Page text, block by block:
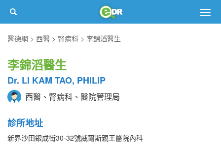
醫德網
西醫 腎病科 李錦滔醫生
李錦滔醫生
Dr. LI KAM TAO, PHILIP
西醫、腎病科、醫院管理局
診所地址
新界沙田銀成街30-32號威爾斯親王醫院內科